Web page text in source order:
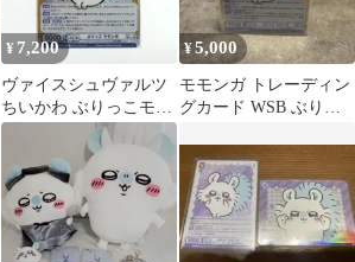
¥ 7,200
ヴァイスシュヴァルツ
ちいかわ ぶりっこモモ
ンガ ssp
¥5,000
モモンガ トレーディン
グカード WSB ぶりっ